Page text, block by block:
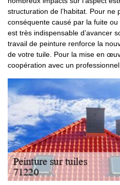
structuration de l’habitat. Pour
conséquente causé par la fuite ou
est très indispensable d’avancer
travail de peinture renforce la
de votre tuile. Pour la mise en
coopération avec un